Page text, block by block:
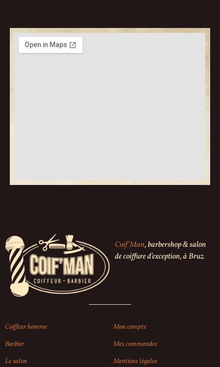
Coif’Man, barbershop & salon
de coiffure d’exception, à Bruz.
Coiffeur homme
Barbier
Le salon
Mon compte
Mes commandes
Mentions légales